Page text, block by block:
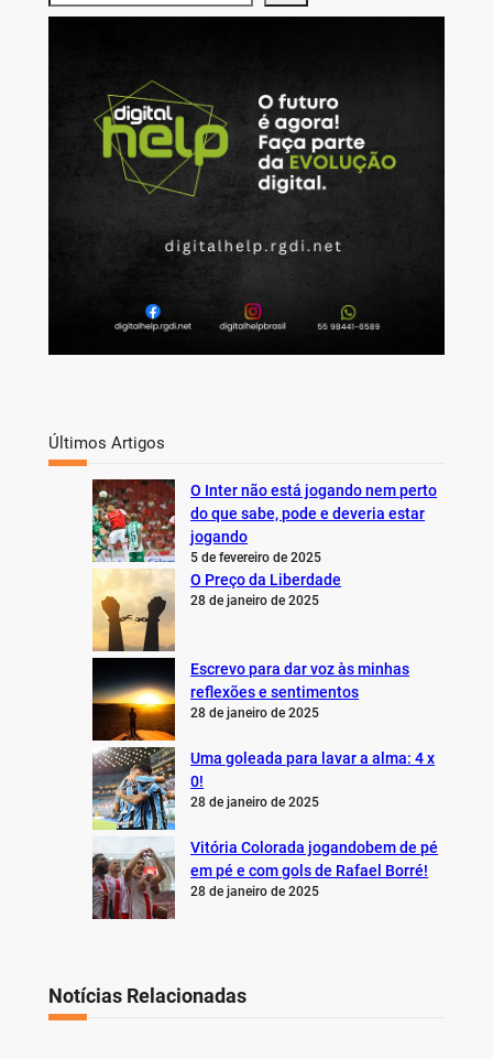
e
Últimos Artigos
O Inter não está jogando nem perto
do que sabe, pode e deveria estar
jogando
5 de fevereiro de 2025
O Preço da Liberdade
28 de janeiro de 2025
Escrevo para dar voz às minhas
reflexões e sentimentos
28 de janeiro de 2025
Uma goleada para lavar a alma: 4 x
0!
28 de janeiro de 2025
Vitória Colorada jogandobem de pé
em pé e com gols de Rafael Borré!
28 de janeiro de 2025
Notícias Relacionadas